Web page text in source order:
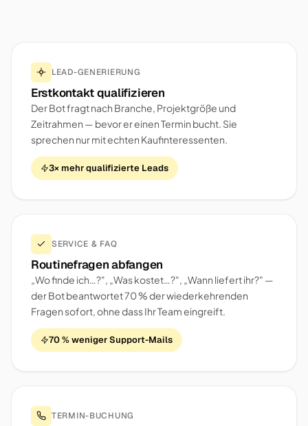
LEAD-GENERIERUNG
Erstkontakt qualifizieren
Der Bot fragt nach Branche, Projektgröße und
Zeitrahmen — bevor er einen Termin bucht. Sie
sprechen nur mit echten Kaufinteressenten.
3× mehr qualifizierte Leads
SERVICE & FAQ
Routinefragen abfangen
„Wo finde ich…?", „Was kostet…?", „Wann liefert ihr?" —
der Bot beantwortet 70 % der wiederkehrenden
Fragen sofort, ohne dass Ihr Team eingreift.
70 % weniger Support-Mails
TERMIN-BUCHUNG